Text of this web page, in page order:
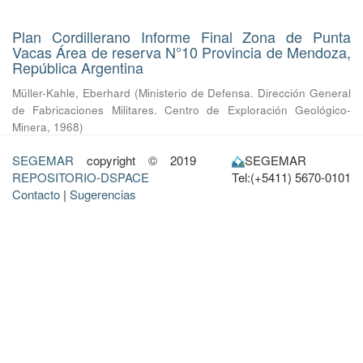
Plan Cordillerano Informe Final Zona de Punta
Vacas Área de reserva N°10 Provincia de Mendoza,
República Argentina
Müller-Kahle, Eberhard (Ministerio de Defensa. Dirección General
de Fabricaciones Militares. Centro de Exploración Geológico-
Minera, 1968)
SEGEMAR copyright © 2019
REPOSITORIO-DSPACE
Contacto | Sugerencias
SEGEMAR
Tel:(+5411) 5670-0101